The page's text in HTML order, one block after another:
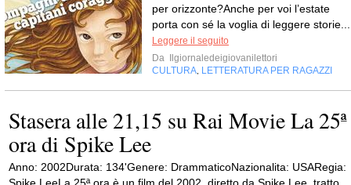
per orizzonte?Anche per voi l’estate
porta con sé la voglia di leggere storie...
Leggere il seguito
Da
Ilgiornaledeigiovanilettori
CULTURA LETTERATURA PER RAGAZZI
Stasera alle 21,15 su Rai Movie La 25ª
ora di Spike Lee
Anno: 2002Durata: 134'Genere: DrammaticoNazionalita: USARegia: